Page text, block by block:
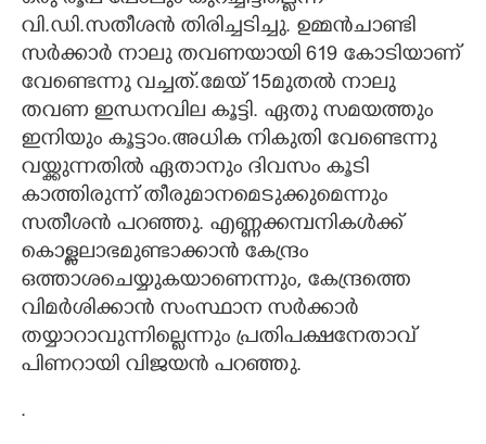
വി.ഡി.സതീശൻ തിരിച്ചടിച്ചു. ഉമ്മൻചാണ്ടി
സർക്കാർ നാലു തവണയായി 619 കോടിയാണ്
വേണ്ടെന്നു വച്ചത്.മേയ് 15മുതൽ നാലു
തവണ ഇന്ധനവില കൂട്ടി. ഏതു സമയത്തും
ഇനിയും കൂട്ടാം.അധിക നികുതി വേണ്ടെന്നു
വയ്ക്കുന്നതിൽ ഏതാനും ദിവസം കൂടി
കാത്തിരുന്ന് തീരുമാനമെടുക്കുമെന്നും
സതീശൻ പറഞ്ഞു. എണ്ണക്കമ്പനികൾക്ക്
കൊള്ളലാഭമുണ്ടാക്കാൻ കേന്ദ്രം
ഒത്താശചെയ്യുകയാണെന്നും, കേന്ദ്രത്തെ
വിമർശിക്കാൻ സംസ്ഥാന സർക്കാർ
തയ്യാറാവുന്നില്ലെന്നും പ്രതിപക്ഷനേതാവ്
പിണറായി വിജയൻ പറഞ്ഞു.
.